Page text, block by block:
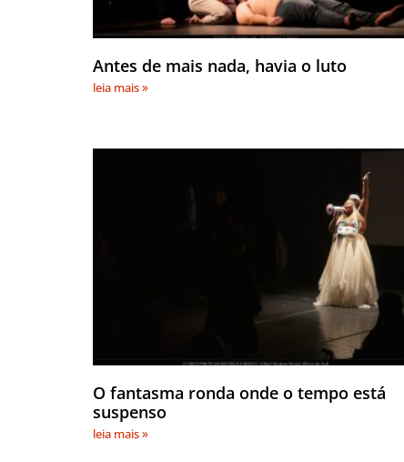
Antes de mais nada, havia o luto
leia mais »
O fantasma ronda onde o tempo está
suspenso
leia mais »